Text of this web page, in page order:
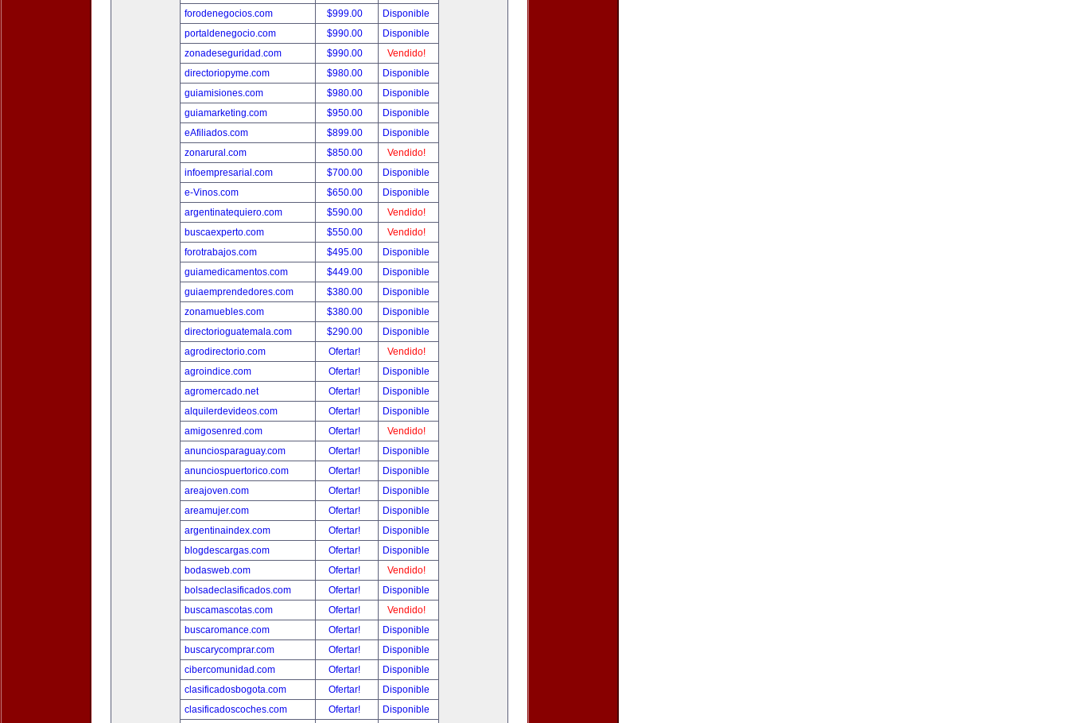
forodenegocios.com
$999.00
Disponible
portaldenegocio.com
$990.00
Disponible
zonadeseguridad.com
$990.00
Vendido!
directoriopyme.com
$980.00
Disponible
guiamisiones.com
$980.00
Disponible
guiamarketing.com
$950.00
Disponible
eAfiliados.com
$899.00
Disponible
zonarural.com
$850.00
Vendido!
infoempresarial.com
$700.00
Disponible
e-Vinos.com
$650.00
Disponible
argentinatequiero.com
$590.00
Vendido!
buscaexperto.com
$550.00
Vendido!
forotrabajos.com
$495.00
Disponible
guiamedicamentos.com
$449.00
Disponible
guiaemprendedores.com
$380.00
Disponible
zonamuebles.com
$380.00
Disponible
directorioguatemala.com
$290.00
Disponible
agrodirectorio.com
Ofertar!
Vendido!
agroindice.com
Ofertar!
Disponible
agromercado.net
Ofertar!
Disponible
alquilerdevideos.com
Ofertar!
Disponible
amigosenred.com
Ofertar!
Vendido!
anunciosparaguay.com
Ofertar!
Disponible
anunciospuertorico.com
Ofertar!
Disponible
areajoven.com
Ofertar!
Disponible
areamujer.com
Ofertar!
Disponible
argentinaindex.com
Ofertar!
Disponible
blogdescargas.com
Ofertar!
Disponible
bodasweb.com
Ofertar!
Vendido!
bolsadeclasificados.com
Ofertar!
Disponible
buscamascotas.com
Ofertar!
Vendido!
buscaromance.com
Ofertar!
Disponible
buscarycomprar.com
Ofertar!
Disponible
cibercomunidad.com
Ofertar!
Disponible
clasificadosbogota.com
Ofertar!
Disponible
clasificadoscoches.com
Ofertar!
Disponible